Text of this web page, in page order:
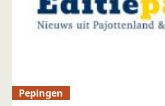
Pepingen